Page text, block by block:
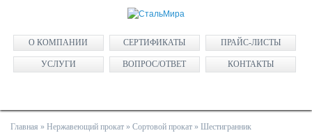
О КОМПАНИИ СЕРТИФИКАТЫ ПРАЙС-ЛИСТЫ
УСЛУГИ ВОПРОС/ОТВЕТ КОНТАКТЫ
Главная » Нержавеющий прокат » Сортовой прокат » Шестигранник